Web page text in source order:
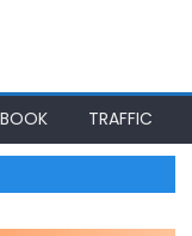
TRAFFIC